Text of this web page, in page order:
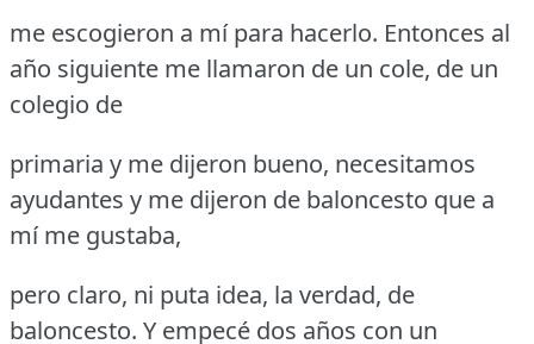
me escogieron a mí para hacerlo. Entonces al
año siguiente me llamaron de un cole, de un
colegio de
primaria y me dijeron bueno, necesitamos
ayudantes y me dijeron de baloncesto que a
mí me gustaba,
pero claro, ni puta idea, la verdad, de
baloncesto. Y empecé dos años con un